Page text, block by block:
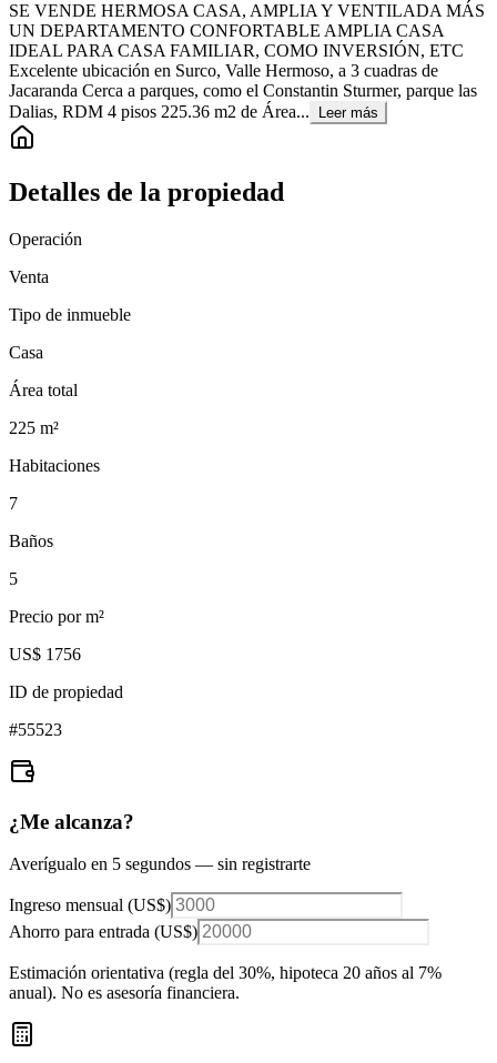
SE VENDE HERMOSA CASA, AMPLIA Y VENTILADA MÁS
UN DEPARTAMENTO CONFORTABLE AMPLIA CASA
IDEAL PARA CASA FAMILIAR, COMO INVERSIÓN, ETC
Excelente ubicación en Surco, Valle Hermoso, a 3 cuadras de
Jacaranda Cerca a parques, como el Constantin Sturmer, parque las
Dalias, RDM 4 pisos 225.36 m2 de Área...
Leer más
Detalles de la propiedad
Operación
Venta
Tipo de inmueble
Casa
Área total
225 m²
Habitaciones
7
Baños
5
Precio por m²
US$ 1756
ID de propiedad
#55523
¿Me alcanza?
Averígualo en 5 segundos — sin registrarte
Ingreso mensual (US$)
Ahorro para entrada (US$)
Estimación orientativa (regla del 30%, hipoteca 20 años al 7%
anual). No es asesoría financiera.